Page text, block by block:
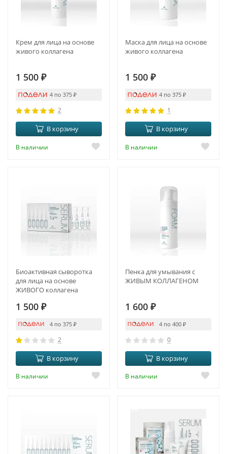
Крем для лица на основе
живого коллагена
1 500 ₽
4 по 375 ₽
2
В корзину
В наличии
Маска для лица на основе
живого коллагена
1 500 ₽
4 по 375 ₽
1
В корзину
В наличии
Биоактивная сыворотка
для лица на основе
ЖИВОГО коллагена
1 500 ₽
4 по 375 ₽
2
В корзину
В наличии
Пенка для умывания с
ЖИВЫМ КОЛЛАГЕНОМ
1 600 ₽
4 по 400 ₽
0
В корзину
В наличии